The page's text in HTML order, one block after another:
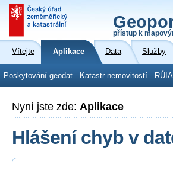
přístup k
Vítejte Aplikace Data Služby
Poskytování geodat Katastr nemovitostí
Nyní jste zde: Aplikace
Hlášení chyb v